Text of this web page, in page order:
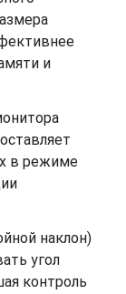
и
в режиме
наклон)
угол
контроль